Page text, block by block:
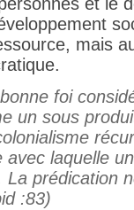
mais
foi
un sous
laquelle
prédication
:83)